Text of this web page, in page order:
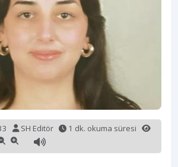
SH Editör
1 dk. okuma süresi